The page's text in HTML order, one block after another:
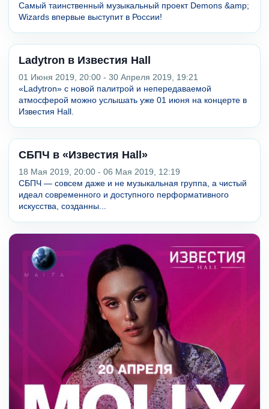
Самый таинственный музыкальный проект Demons &amp;
Wizards впервые выступит в России!
Ladytron в Известия Hall
01 Июня 2019, 20:00 - 30 Апреля 2019, 19:21
«Ladytron» с новой палитрой и непередаваемой
атмосферой можно услышать уже 01 июня на концерте в
Известия Hall.
СБПЧ в «Известия Hall»
18 Мая 2019, 20:00 - 06 Мая 2019, 12:19
СБПЧ — совсем даже и не музыкальная группа, а чистый
идеал современного и доступного перформативного
искусства, созданны...